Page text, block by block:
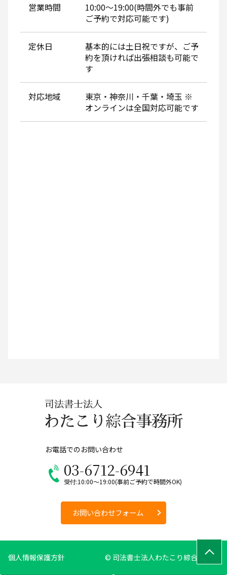
営業時間
10:00～19:00(時間外でも事前
ご予約で対応可能です)
定休日
基本的には土日祝ですが、ご予
約を頂ければ出張相談も可能で
す
対応地域
東京・神奈川・千葉・埼玉 ※
オンラインは全国対応可能です
お電話でのお問い合わせ
03-6712-6941
受付:10:00～19:00(事前ご予約で時間外OK)
お問い合わせフォーム
個人情報保護方針 © 司法書士法人わたこり綜合事務所